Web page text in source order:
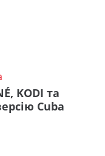
KODI та
Cuba